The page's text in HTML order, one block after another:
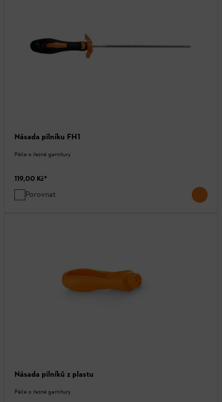
Násada pilníku FH1
Péče o řezné garnitury
119,00 Kč*
Porovnat
Násada pilníků z plastu
Péče o řezné garnitury